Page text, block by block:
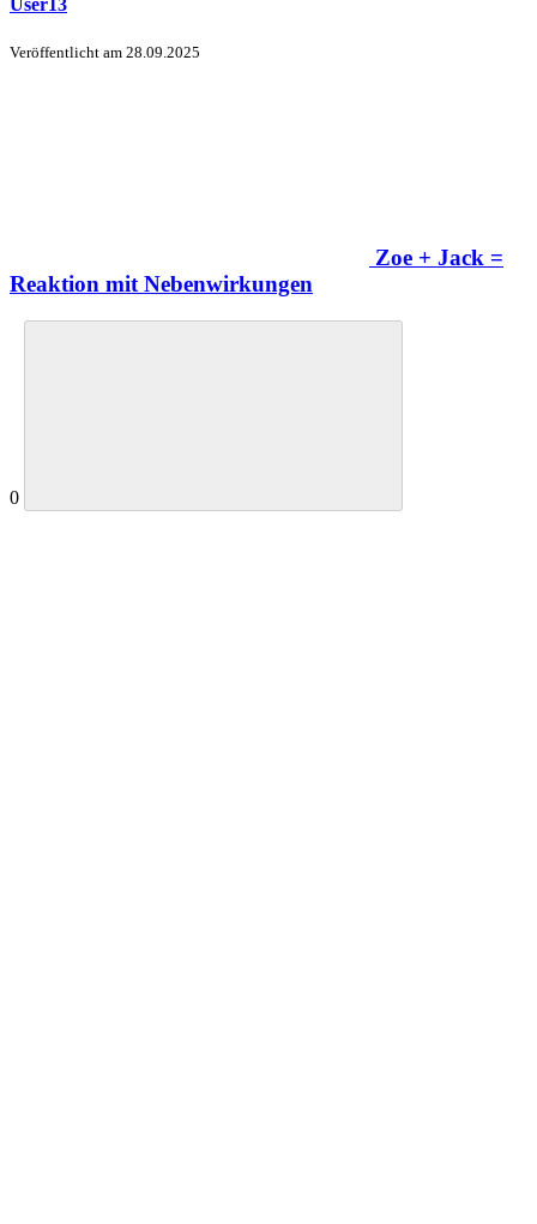
Veröffentlicht am 28.09.2025
Zoe + Jack =
Reaktion mit Nebenwirkungen
0